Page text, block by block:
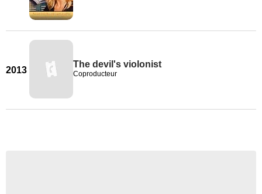
2013
The devil's violonist
Coproducteur